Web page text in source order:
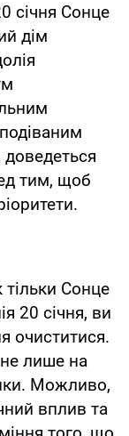
січня Сонце
дім
тим, щоб
тільки Сонце
20 січня, ви
очиститися.
лише на
Можливо,
вплив та